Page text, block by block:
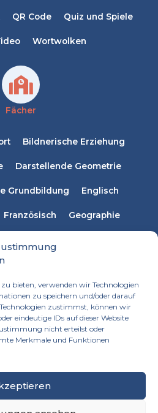
bieten, verwenden wir Technologien
zu speichern und/oder darauf
zustimmst, können wir
eindeutige IDs auf dieser Website
nicht erteilst oder
Merkmale und Funktionen
QR Code Quiz und Spiele
Wortwolken
Fächer
Bildnerische Erziehung
Darstellende Geometrie
Grundbildung Englisch
Französisch Geographie
Spanisch Sprachen
Textiles Werken